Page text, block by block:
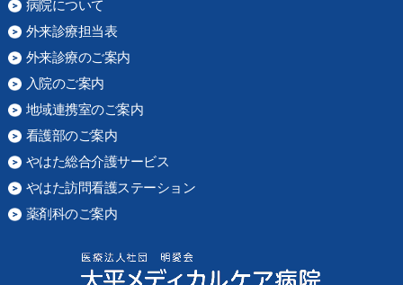
病院について
外来診療担当表
外来診療のご案内
入院のご案内
地域連携室のご案内
看護部のご案内
やはた総合介護サービス
やはた訪問看護ステーション
薬剤科のご案内